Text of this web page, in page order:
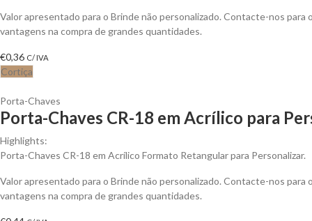
Valor apresentado para o Brinde não personalizado. Contacte-nos para
vantagens na compra de grandes quantidades.
€0,36 C/ IVA
Cortiça
Porta-Chaves
Porta-Chaves CR-18 em Acrílico para
Highlights:
Porta-Chaves CR-18 em Acrílico Formato Retangular para Personalizar.
Valor apresentado para o Brinde não personalizado. Contacte-nos para
vantagens na compra de grandes quantidades.